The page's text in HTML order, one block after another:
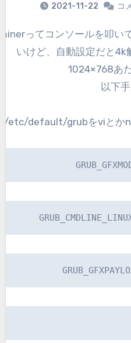
2021-11-22 コ
叩いてマイニング状況を垂れ流した
いけど、自動設定だと4k
1024×768あ
以下
/etc/default/grubをviとか